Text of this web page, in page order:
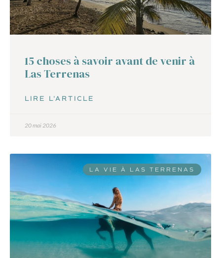
15 choses à savoir avant de venir à
Las Terrenas
LIRE L'ARTICLE
20 mai 2026
LA VIE À LAS TERRENAS